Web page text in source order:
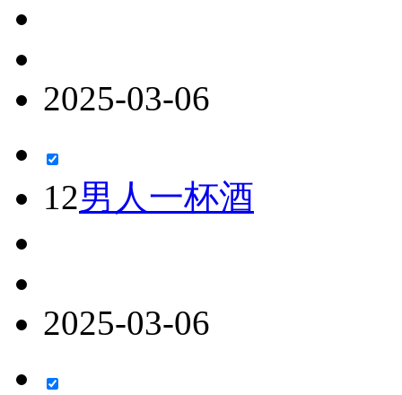
2025-03-06
12男人一杯酒
2025-03-06